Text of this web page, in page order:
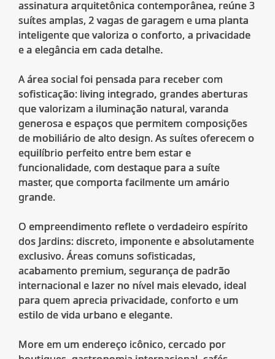
assinatura arquitetônica contemporânea, reúne 3
suítes amplas, 2 vagas de garagem e uma planta
inteligente que valoriza o conforto, a privacidade
e a elegância em cada detalhe.
A área social foi pensada para receber com
sofisticação: living integrado, grandes aberturas
que valorizam a iluminação natural, varanda
generosa e espaços que permitem composições
de mobiliário de alto design. As suítes oferecem o
equilíbrio perfeito entre bem estar e
funcionalidade, com destaque para a suíte
master, que comporta facilmente um amário
grande.
O empreendimento reflete o verdadeiro espírito
dos Jardins: discreto, imponente e absolutamente
exclusivo. Áreas comuns sofisticadas,
acabamento premium, segurança de padrão
internacional e lazer no nível mais elevado, ideal
para quem aprecia privacidade, conforto e um
estilo de vida urbano e elegante.
More em um endereço icônico, cercado por